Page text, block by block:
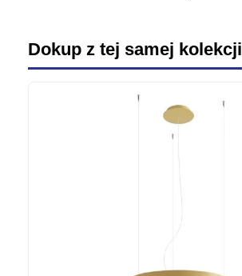
Dokup z tej samej kolekcji